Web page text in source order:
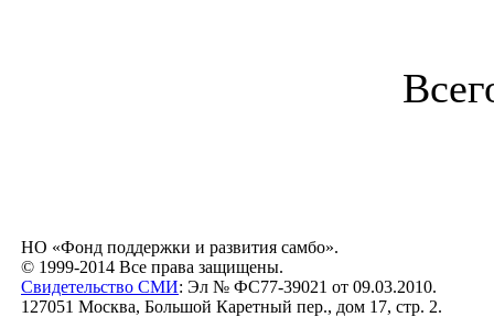
НО «Фонд поддержки и развития самбо».
© 1999-2014 Все права защищены.
Свидетельство СМИ: Эл № ФС77-39021 от 09.03.2010.
127051 Москва, Большой Каретный пер., дом 17, стр. 2.